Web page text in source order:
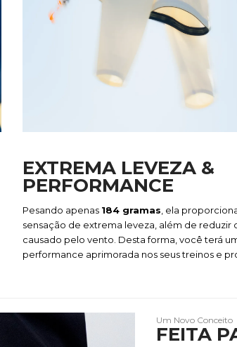
EXTREMA LEVEZA &
PERFORMANCE
Pesando apenas 184 gramas, ela
sensação de extrema leveza, além de reduzir
causado pelo vento. Desta forma, você terá
performance aprimorada nos seus treinos e
Um Novo Conceito
FEITA